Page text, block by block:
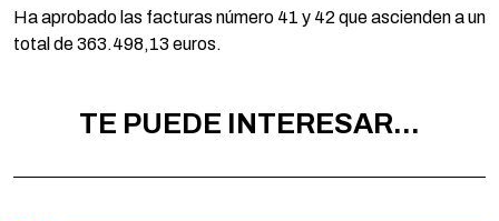
Ha aprobado las facturas número 41 y 42 que ascienden a un
total de 363.498,13 euros.
TE PUEDE INTERESAR...